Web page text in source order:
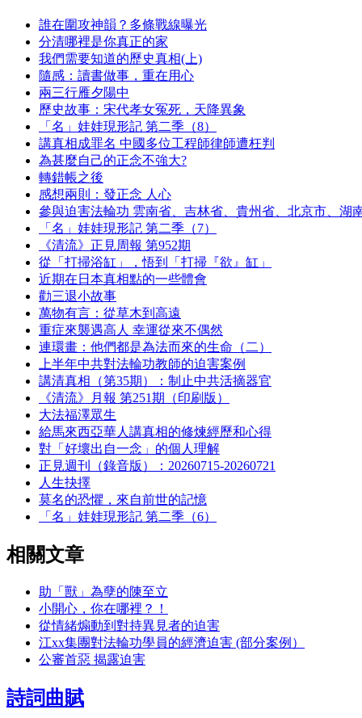
誰在圍攻神韻？多條戰線曝光
分清哪裡是你真正的家
我們需要知道的歷史真相(上)
隨感：讀書做事，重在用心
兩三行雁夕陽中
歷史故事：宋代孝女冤死，天降異象
「名」娃娃現形記 第二季（8）
講真相成罪名 中國多位工程師律師遭枉判
為甚麼自己的正念不強大?
轉錯帳之後
感想兩則：發正念 人心
參與迫害法輪功 雲南省、吉林省、貴州省、北京市、湖
「名」娃娃現形記 第二季（7）
《清流》正見周報 第952期
從「打掃浴缸」，悟到「打掃『欲』缸」
近期在日本真相點的一些體會
勸三退小故事
萬物有言：從草木到高遠
重症來襲遇高人 幸運從來不偶然
連環畫：他們都是為法而來的生命（二）
上半年中共對法輪功教師的迫害案例
講清真相（第35期）：制止中共活摘器官
《清流》月報 第251期（印刷版）
大法福澤眾生
給馬來西亞華人講真相的修煉經歷和心得
對「好壞出自一念」的個人理解
正見週刊（錄音版）：20260715-20260721
人生抉擇
莫名的恐懼，來自前世的記憶
「名」娃娃現形記 第二季（6）
相關文章
助「獸」為孽的陳至立
小開心，你在哪裡？！
從情緒煽動到對持異見者的迫害
江xx集團對法輪功學員的經濟迫害 (部分案例）
公審首惡 揭露迫害
詩詞曲賦